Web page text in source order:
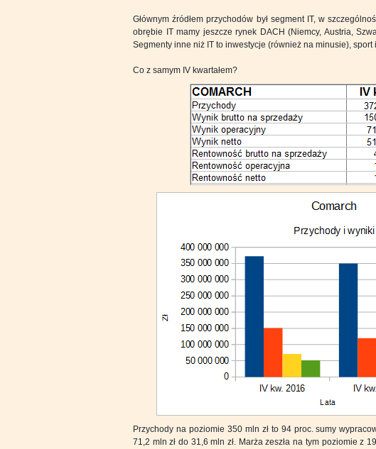
Głównym źródłem przychodów był segment IT, w
obrębie IT mamy jeszcze rynek DACH (Niemcy, Austria,
Segmenty inne niż IT to inwestycje (również na minusie), sport
Co z samym IV kwartałem?
Przychody na poziomie 350 mln zł to 94 proc. sumy
71,2 mln zł do 31,6 mln zł. Marża zeszła na tym poziomie z